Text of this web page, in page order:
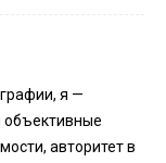
я —
авторитет в